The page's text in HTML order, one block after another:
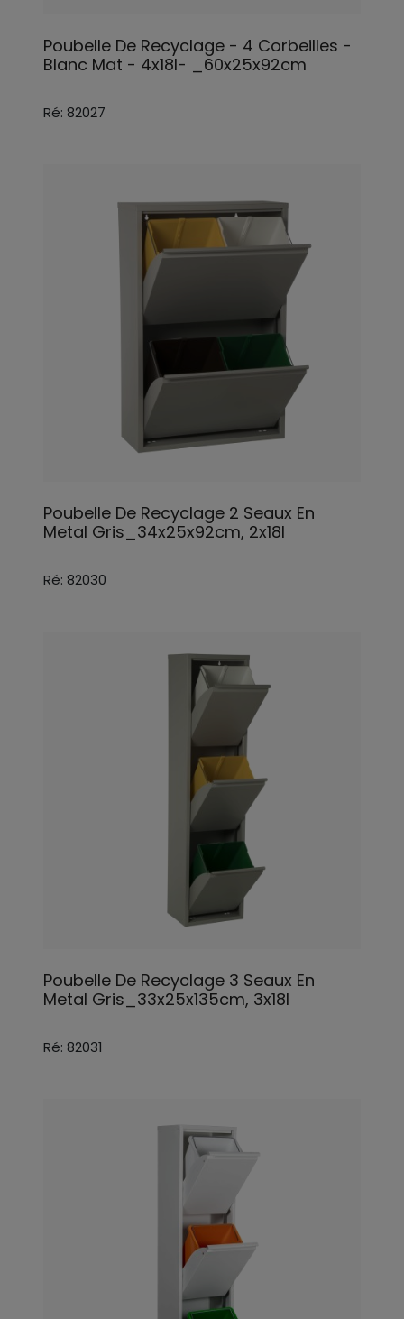
Poubelle De Recyclage - 4 Corbeilles -
Blanc Mat - 4x18l- _60x25x92cm
Ré: 82027
Poubelle De Recyclage 2 Seaux En
Metal Gris_34x25x92cm, 2x18l
Ré: 82030
Poubelle De Recyclage 3 Seaux En
Metal Gris_33x25x135cm, 3x18l
Ré: 82031